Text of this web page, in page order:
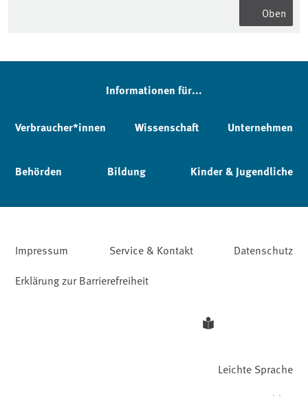
Oben
Informationen für...
Verbraucher*innen Wissenschaft Unternehmen
Behörden Bildung Kinder & Jugendliche
Impressum Service & Kontakt
Datenschutz
Erklärung zur Barrierefreiheit
Leichte Sprache